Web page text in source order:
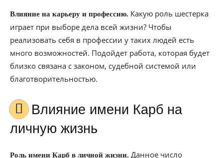
Влияние на карьеру и профессию. Какую роль шестерка
играет при выборе дела всей жизни? Чтобы
реализовать себя в профессии у таких людей есть
много возможностей. Подойдет работа, которая будет
близко связана с законом, судебной системой или
благотворительностью.
Влияние имени Карб на
личную жизнь
Роль имени Карб в личной жизни. Данное число